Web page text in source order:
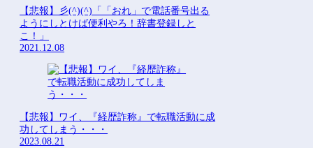
【悲報】彡(^)(^)「「おれ」で電話番号出る
ようにしとけば便利やろ！辞書登録しと
こ！」
2021.12.08
【悲報】ワイ、『経歴詐称』で転職活動に成
功してしまう・・・
2023.08.21